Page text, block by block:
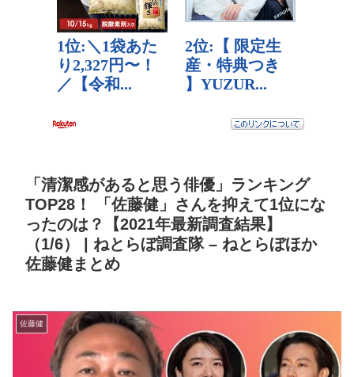
「清潔感があると思う俳優」ランキング
TOP28！ 「佐藤健」さんを抑えて1位にな
ったのは？【2021年最新調査結果】
（1/6） | ねとらぼ調査隊 – ねとらぼほか
佐藤健まとめ
佐藤健